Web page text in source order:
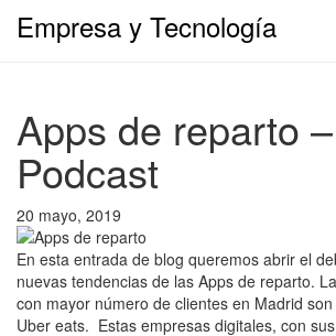
Empresa y Tecnología
Apps de reparto –
Podcast
20 mayo, 2019
En esta entrada de blog queremos abrir el
nuevas tendencias de las Apps de reparto.
con mayor número de clientes en Madrid
Uber eats. Estas empresas digitales, con